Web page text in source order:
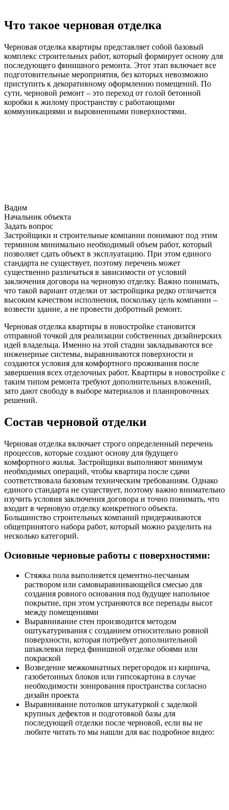
Что такое черновая отделка
Черновая отделка квартиры представляет собой базовый
комплекс строительных работ, который формирует основу для
последующего финишного ремонта. Этот этап включает все
подготовительные мероприятия, без которых невозможно
приступить к декоративному оформлению помещений. По
сути, черновой ремонт – это переход от голой бетонной
коробки к жилому пространству с работающими
коммуникациями и выровненными поверхностями.​
Вадим
Начальник объекта
Задать вопрос
Застройщики и строительные компании понимают под этим
термином минимально необходимый объем работ, который
позволяет сдать объект в эксплуатацию. При этом единого
стандарта не существует, поэтому перечень может
существенно различаться в зависимости от условий
заключения договора на черновую отделку. Важно понимать,
что такой вариант отделки от застройщика редко отличается
высоким качеством исполнения, поскольку цель компании –
возвести здание, а не провести добротный ремонт.​
Черновая отделка квартиры в новостройке становится
отправной точкой для реализации собственных дизайнерских
идей владельца. Именно на этой стадии закладываются все
инженерные системы, выравниваются поверхности и
создаются условия для комфортного проживания после
завершения всех отделочных работ. Квартиры в новостройке с
таким типом ремонта требуют дополнительных вложений,
зато дают свободу в выборе материалов и планировочных
решений.
Состав черновой отделки
Черновая отделка включает строго определенный перечень
процессов, которые создают основу для будущего
комфортного жилья. Застройщики выполняют минимум
необходимых операций, чтобы квартира после сдачи
соответствовала базовым техническим требованиям. Однако
единого стандарта не существует, поэтому важно внимательно
изучить условия заключения договора и точно понимать, что
входит в черновую отделку конкретного объекта.
Большинство строительных компаний придерживаются
общепринятого набора работ, который можно разделить на
несколько категорий.​
Основные черновые работы с поверхностями:
Стяжка пола выполняется цементно-песчаным
раствором или самовыравнивающейся смесью для
создания ровного основания под будущее напольное
покрытие, при этом устраняются все перепады высот
между помещениями
Выравнивание стен производится методом
оштукатуривания с созданием относительно ровной
поверхности, которая потребует дополнительной
шпаклевки перед финишной отделке обоями или
покраской
Возведение межкомнатных перегородок из кирпича,
газобетонных блоков или гипсокартона в случае
необходимости зонирования пространства согласно
дизайн проекта
Выравнивание потолков штукатуркой с заделкой
крупных дефектов и подготовкой базы для
последующей отделки после черновой, если вы не
любите читать то мы нашли для вас подробное видео: